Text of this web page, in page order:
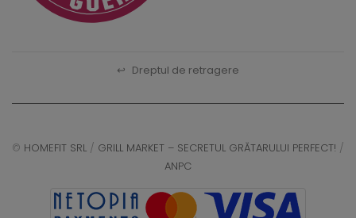
↩ Dreptul de retragere
© HOMEFIT SRL / GRILL MARKET – SECRETUL GRĂTARULUI PERFECT! /
ANPC